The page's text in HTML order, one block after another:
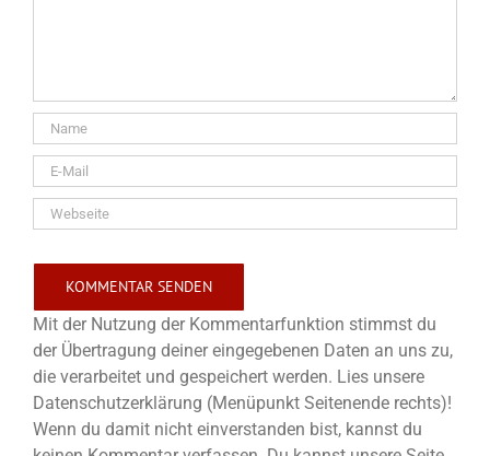
Mit der Nutzung der Kommentarfunktion stimmst du
der Übertragung deiner eingegebenen Daten an uns zu,
die verarbeitet und gespeichert werden. Lies unsere
Datenschutzerklärung (Menüpunkt Seitenende rechts)!
Wenn du damit nicht einverstanden bist, kannst du